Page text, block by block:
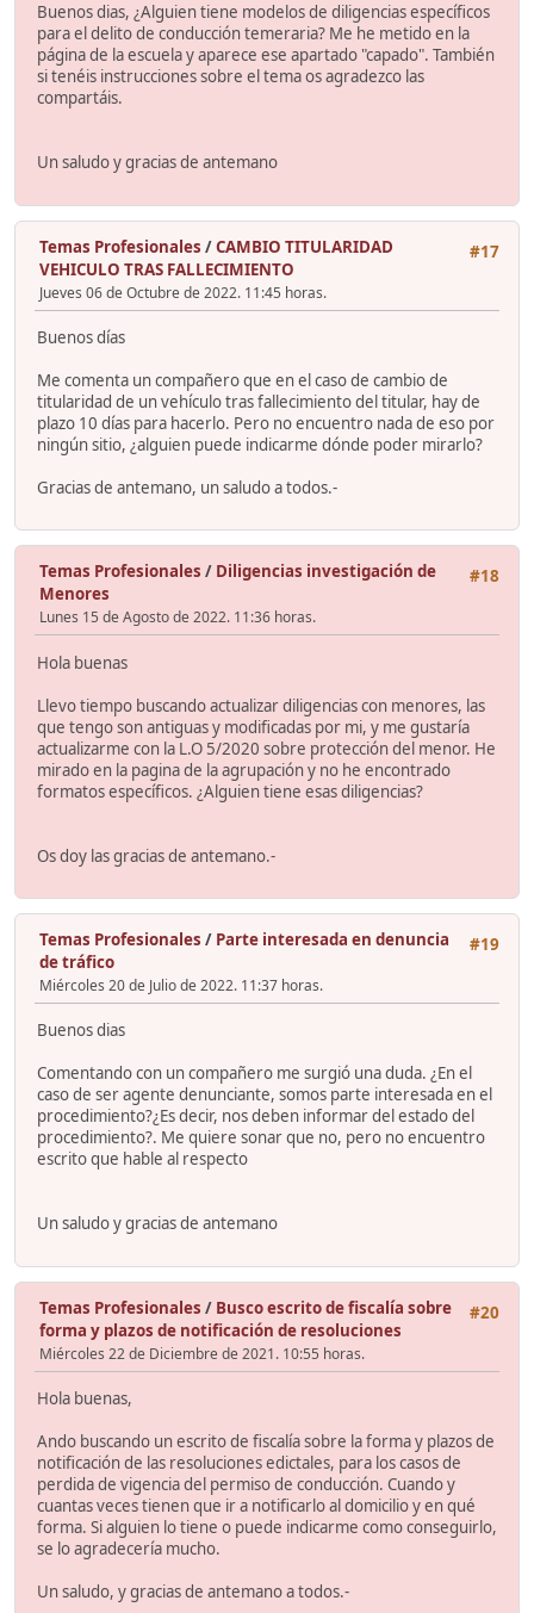
Buenos dias, ¿Alguien tiene modelos de diligencias específicos
para el delito de conducción temeraria? Me he metido en la
página de la escuela y aparece ese apartado "capado". También
si tenéis instrucciones sobre el tema os agradezco las
compartáis.
Un saludo y gracias de antemano
#17
Temas Profesionales /CAMBIO TITULARIDAD
VEHICULO TRAS FALLECIMIENTO
Jueves 06 de Octubre de 2022. 11:45 horas.
Buenos días
Me comenta un compañero que en el caso de cambio de
titularidad de un vehículo tras fallecimiento del titular, hay de
plazo 10 días para hacerlo. Pero no encuentro nada de eso por
ningún sitio, ¿alguien puede indicarme dónde poder mirarlo?
Gracias de antemano, un saludo a todos.-
#18
Temas Profesionales / Diligencias investigación de
Menores
Lunes 15 de Agosto de 2022. 11:36 horas.
Hola buenas
Llevo tiempo buscando actualizar diligencias con menores, las
que tengo son antiguas y modificadas por mi, y me gustaría
actualizarme con la L.O 5/2020 sobre protección del menor. He
mirado en la pagina de la agrupación y no he encontrado
formatos específicos. ¿Alguien tiene esas diligencias?
Os doy las gracias de antemano.-
#19
Temas Profesionales / Parte interesada en denuncia
de tráfico
Miércoles 20 de Julio de 2022. 11:37 horas.
Buenos dias
Comentando con un compañero me surgió una duda. ¿En el
caso de ser agente denunciante, somos parte interesada en el
procedimiento?¿Es decir, nos deben informar del estado del
procedimiento?. Me quiere sonar que no, pero no encuentro
escrito que hable al respecto
Un saludo y gracias de antemano
#20
Temas Profesionales / Busco escrito de fiscalía sobre
forma y plazos de notificación de resoluciones
Miércoles 22 de Diciembre de 2021. 10:55 horas.
Hola buenas,
Ando buscando un escrito de fiscalía sobre la forma y plazos de
notificación de las resoluciones edictales, para los casos de
perdida de vigencia del permiso de conducción. Cuando y
cuantas veces tienen que ir a notificarlo al domicilio y en qué
forma. Si alguien lo tiene o puede indicarme como conseguirlo,
se lo agradecería mucho.
Un saludo, y gracias de antemano a todos.-